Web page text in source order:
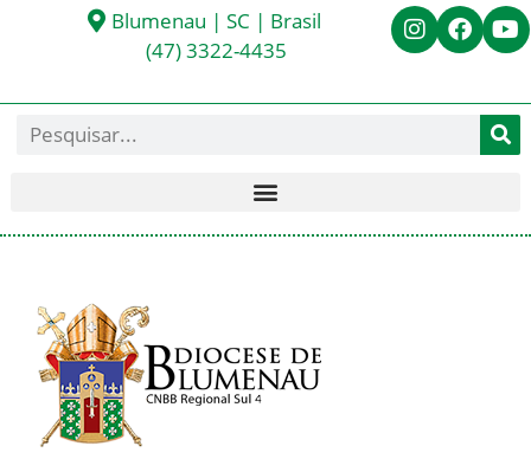
Blumenau | SC | Brasil
(47) 3322-4435